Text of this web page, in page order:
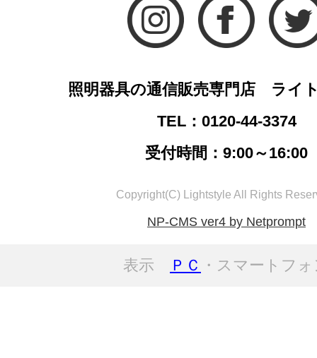
照明器具の通信販売専門店 ライ
TEL：0120-44-3374
受付時間：9:00～16:00
Copyright(C) Lightstyle All Rights
NP-CMS ver4 by Netprompt
表示 ＰＣ ・スマートフ